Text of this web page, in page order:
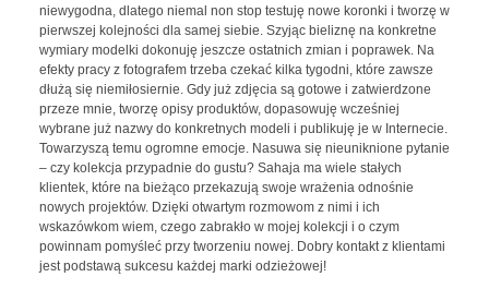
niewygodna, dlatego niemal non stop testuję nowe koronki i tworzę w
pierwszej kolejności dla samej siebie. Szyjąc bieliznę na konkretne
wymiary modelki dokonuję jeszcze ostatnich zmian i poprawek. Na
efekty pracy z fotografem trzeba czekać kilka tygodni, które zawsze
dłużą się niemiłosiernie. Gdy już zdjęcia są gotowe i zatwierdzone
przeze mnie, tworzę opisy produktów, dopasowuję wcześniej
wybrane już nazwy do konkretnych modeli i publikuję je w Internecie.
Towarzyszą temu ogromne emocje. Nasuwa się nieuniknione pytanie
– czy kolekcja przypadnie do gustu? Sahaja ma wiele stałych
klientek, które na bieżąco przekazują swoje wrażenia odnośnie
nowych projektów. Dzięki otwartym rozmowom z nimi i ich
wskazówkom wiem, czego zabrakło w mojej kolekcji i o czym
powinnam pomyśleć przy tworzeniu nowej. Dobry kontakt z klientami
jest podstawą sukcesu każdej marki odzieżowej!